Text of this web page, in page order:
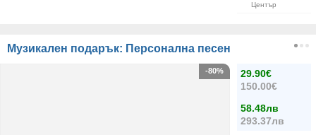
Център
Музикален подарък: Персонална песен
29.90€
150.00€
58.48лв
293.37лв
-80%